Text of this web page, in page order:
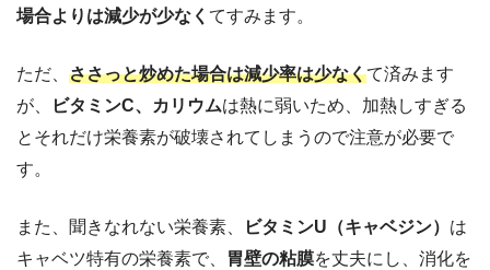
場合よりは減少が少なく てすみます。
ただ、 ささっと炒めた場合は減少率は少なくて済みます
が、
ビタミンC、カリウムは熱に弱いため、加熱しすぎる
とそれだけ栄養素が破壊されてしまうので注意が必要で
す。
また、聞きなれない栄養素、 ビタミンU（キャベジン） は
キャベツ特有の栄養素で、
胃壁の粘膜を丈夫にし、消化を